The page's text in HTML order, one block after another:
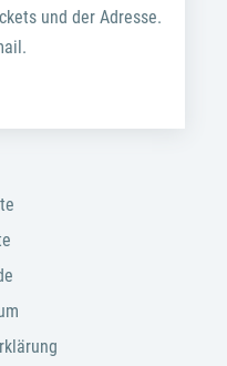
und der Adresse.